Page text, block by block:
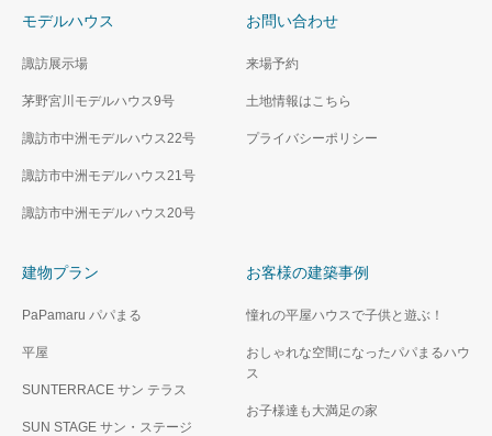
モデルハウス
諏訪展示場
茅野宮川モデルハウス9号
諏訪市中洲モデルハウス22号
諏訪市中洲モデルハウス21号
諏訪市中洲モデルハウス20号
お問い合わせ
来場予約
土地情報はこちら
プライバシーポリシー
建物プラン
PaPamaru パパまる
平屋
SUNTERRACE サン テラス
SUN STAGE サン・ステージ
お客様の建築事例
憧れの平屋ハウスで子供と遊ぶ！
おしゃれな空間になったパパまるハウ
ス
お子様達も大満足の家